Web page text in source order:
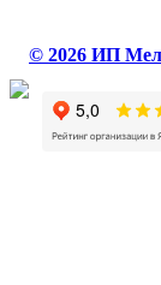
© 2026 ИП